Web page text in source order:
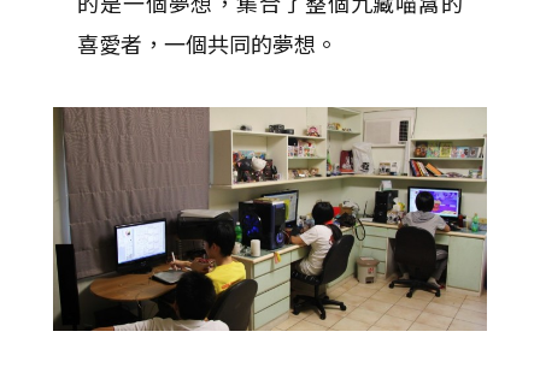
喜愛者，一個共同的夢想。